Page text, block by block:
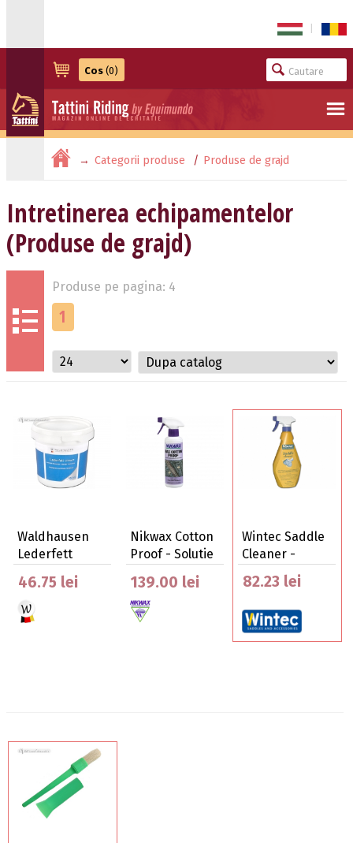
Cos (0)
Categorii produse Produse de grajd
Intretinerea echipamentelor
Intretinerea echipamentelor
(Produse de grajd)
Produse pe pagina: 4
1
Waldhausen
Lederfett
Schwarz -
Unsoare …
46.75 lei
Nikwax Cotton
Proof - Solutie
De Imperm…
139.00 lei
Wintec Saddle
Cleaner -
82.23 lei